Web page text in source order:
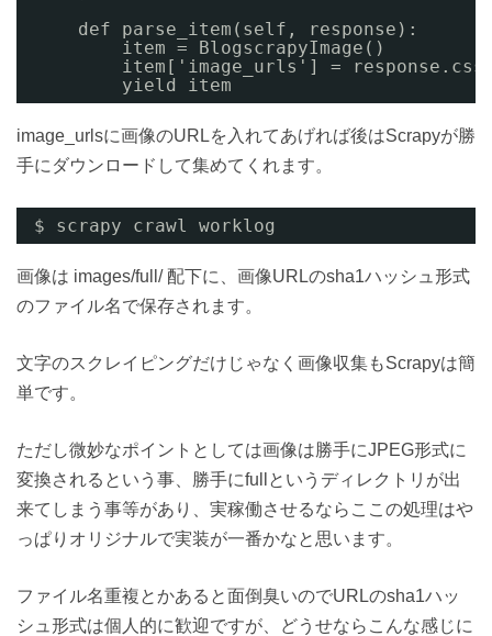
def parse_item(self, response):
item = BlogscrapyImage()
item['image_urls'] =
yield item
image_urlsに画像のURLを入れてあげれば後はScrapyが勝
手にダウンロードして集めてくれます。
$ scrapy crawl worklog
画像は images/full/ 配下に、画像URLのsha1ハッシュ形式
のファイル名で保存されます。
文字のスクレイピングだけじゃなく画像収集もScrapyは簡
単です。
ただし微妙なポイントとしては画像は勝手にJPEG形式に
変換されるという事、勝手にfullというディレクトリが出
来てしまう事等があり、実稼働させるならここの処理はや
っぱりオリジナルで実装が一番かなと思います。
ファイル名重複とかあると面倒臭いのでURLのsha1ハッ
シュ形式は個人的に歓迎ですが、どうせならこんな感じに